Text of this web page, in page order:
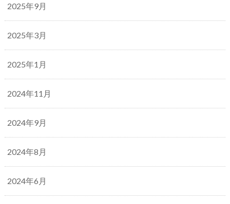
2025年9月
2025年3月
2025年1月
2024年11月
2024年9月
2024年8月
2024年6月